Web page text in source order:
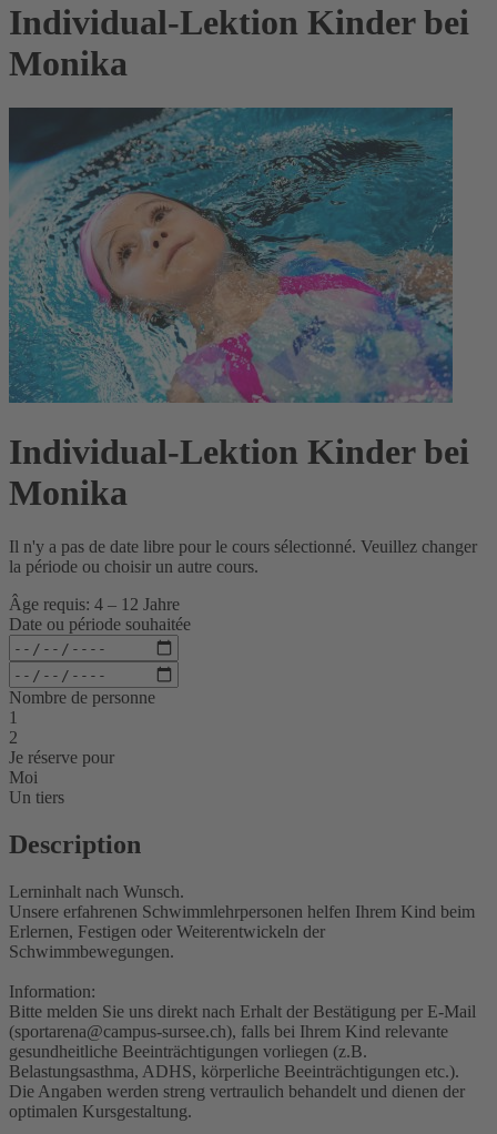
Individual-Lektion Kinder bei
Monika
Individual-Lektion Kinder bei
Monika
Il n'y a pas de date libre pour le cours sélectionné. Veuillez changer
la période ou choisir un autre cours.
Âge requis: 4 – 12 Jahre
Date ou période souhaitée
Nombre de personne
1
2
Je réserve pour
Moi
Un tiers
Description
Lerninhalt nach Wunsch.
Unsere erfahrenen Schwimmlehrpersonen helfen Ihrem Kind beim
Erlernen, Festigen oder Weiterentwickeln der
Schwimmbewegungen.
Information:
Bitte melden Sie uns direkt nach Erhalt der Bestätigung per E-Mail
(sportarena@campus-sursee.ch), falls bei Ihrem Kind relevante
gesundheitliche Beeinträchtigungen vorliegen (z.B.
Belastungsasthma, ADHS, körperliche Beeinträchtigungen etc.).
Die Angaben werden streng vertraulich behandelt und dienen der
optimalen Kursgestaltung.